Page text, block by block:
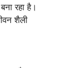
रहा है।
शैली